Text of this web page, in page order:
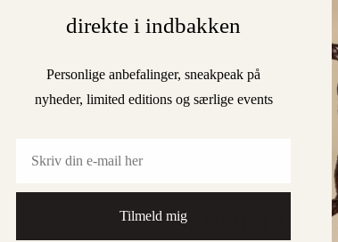
CHARLOTTE TORPEGAARD
FOAMING
direkte i indbakken
Personlige anbefalinger, sneakpeak på
nyheder, limited editions og særlige events
Tilmeld mig